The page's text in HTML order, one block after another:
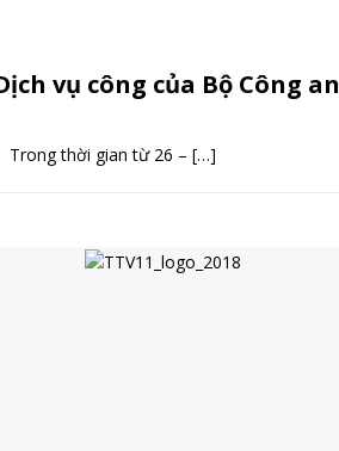
vụ công của Bộ Công an
Trong thời gian từ 26 – […]